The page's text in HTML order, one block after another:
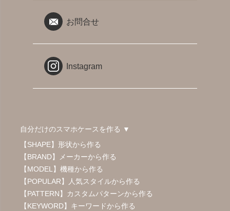
お問合せ
Instagram
自分だけのスマホケースを作る ▼
【SHAPE】形状から作る
【BRAND】メーカーから作る
【MODEL】機種から作る
【POPULAR】人気スタイルから作る
【PATTERN】カスタムパターンから作る
【KEYWORD】キーワードから作る